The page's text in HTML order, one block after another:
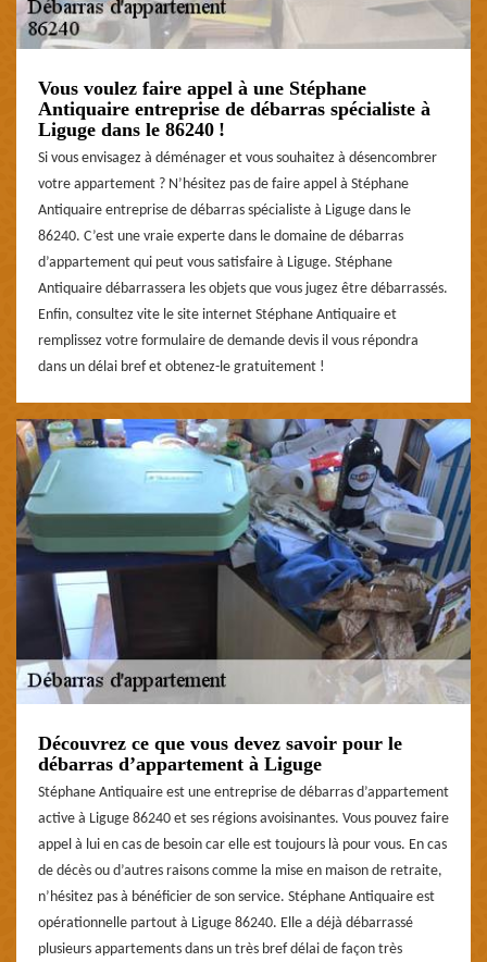
Vous voulez faire appel à une Stéphane
Antiquaire entreprise de débarras spécialiste à
Liguge dans le 86240 !
Si vous envisagez à déménager et vous souhaitez à désencombrer
votre appartement ? N’hésitez pas de faire appel à Stéphane
Antiquaire entreprise de débarras spécialiste à Liguge dans le
86240. C’est une vraie experte dans le domaine de débarras
d’appartement qui peut vous satisfaire à Liguge. Stéphane
Antiquaire débarrassera les objets que vous jugez être débarrassés.
Enfin, consultez vite le site internet Stéphane Antiquaire et
remplissez votre formulaire de demande devis il vous répondra
dans un délai bref et obtenez-le gratuitement !
Découvrez ce que vous devez savoir pour le
débarras d’appartement à Liguge
Stéphane Antiquaire est une entreprise de débarras d’appartement
active à Liguge 86240 et ses régions avoisinantes. Vous pouvez faire
appel à lui en cas de besoin car elle est toujours là pour vous. En cas
de décès ou d’autres raisons comme la mise en maison de retraite,
n’hésitez pas à bénéficier de son service. Stéphane Antiquaire est
opérationnelle partout à Liguge 86240. Elle a déjà débarrassé
plusieurs appartements dans un très bref délai de façon très